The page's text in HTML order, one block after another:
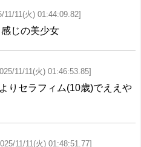
11/11(火) 01:44:09.82]
じの美少女
11/11(火) 01:46:53.85]
りセラフィム(10歳)でええや
11/11(火) 01:48:51.77]